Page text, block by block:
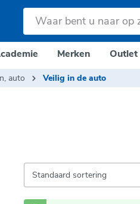
Merken Outlet
auto Veilig in de auto